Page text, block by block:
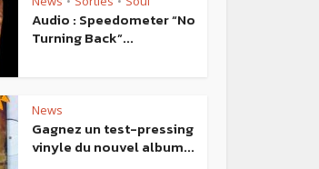
Audio : Speedometer “No
Turning Back”...
News
Gagnez un test-pressing
vinyle du nouvel album...